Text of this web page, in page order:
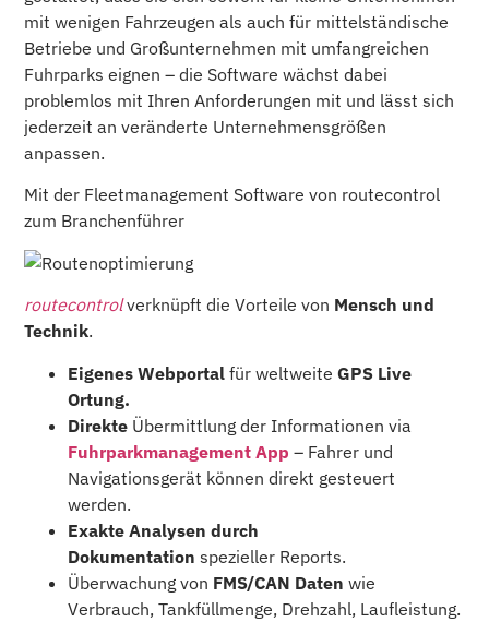
mit wenigen Fahrzeugen als auch für mittelständische
Betriebe und Großunternehmen mit umfangreichen
Fuhrparks eignen – die Software wächst dabei
problemlos mit Ihren Anforderungen mit und lässt sich
jederzeit an veränderte Unternehmensgrößen
anpassen.
Mit der Fleetmanagement Software von routecontrol
zum Branchenführer
routecontrolverknüpft die Vorteile von Mensch und
Technik.
Eigenes Webportal für weltweiteGPS Live
Ortung.
Direkte Übermittlung der Informationen via
Fuhrparkmanagement App – Fahrer und
Navigationsgerät können direkt gesteuert
werden.
Exakte Analysen durch
Dokumentationspezieller Reports.
Überwachung von FMS/CAN Daten wie
Verbrauch, Tankfüllmenge, Drehzahl, Laufleistung.